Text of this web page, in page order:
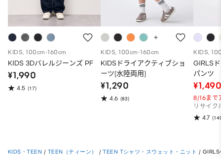
KIDS, 100cm-160cm
KIDS 3Dバレルジーンズ PF
¥1,990
4.5 (17)
KIDS, 100cm-160cm
KIDSドライアクティブショ
ーツ(水陸両用)
¥1,290
4.6 (83)
KIDS,
GIRLS
パンツ
8/16まで
リサイク
4.7
KIDS・TEEN / TEEN（ティーン） / TEEN Tシャツ・スウェット・ニット / GIRLS